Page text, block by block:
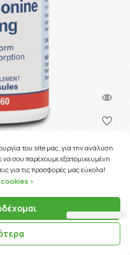
04612
60 κάψουλες
του site μας, για την ανάλυση
σου παρέχουμε εξατομικευμένη
για τις προσφορές μας εύκολα!
cookies >